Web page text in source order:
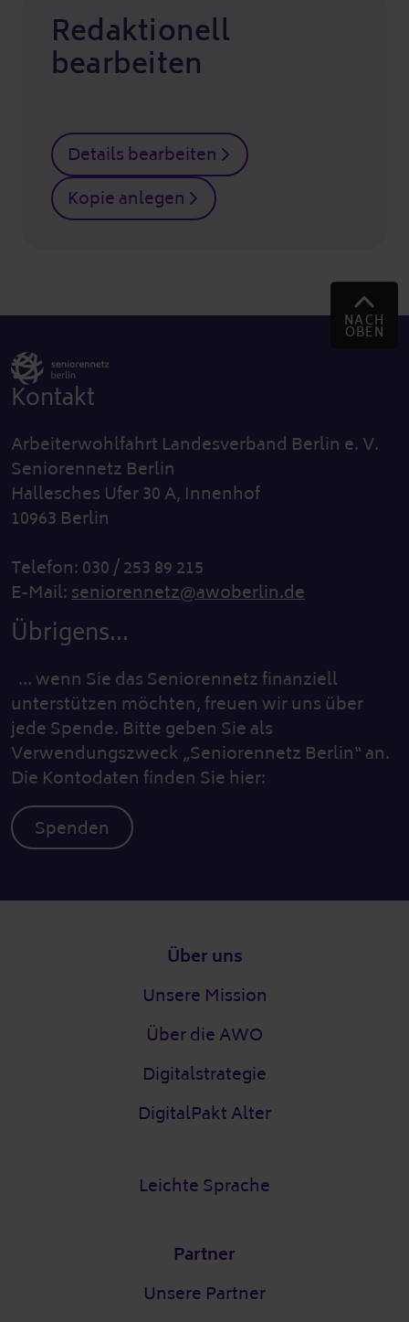
Redaktionell
bearbeiten
Details bearbeiten
Kopie anlegen
NACH
OBEN
Kontakt
Arbeiterwohlfahrt Landesverband Berlin e. V.
Seniorennetz Berlin
Hallesches Ufer 30 A, Innenhof
10963 Berlin
Telefon: 030 / 253 89 215
E-Mail:seniorennetz@awoberlin.de
Übrigens...
… wenn Sie das Seniorennetz finanziell
unterstützen möchten, freuen wir uns über
jede Spende. Bitte geben Sie als
Verwendungszweck „Seniorennetz Berlin“ an.
Die Kontodaten finden Sie hier:
Spenden
Über uns
Unsere Mission
Über die AWO
Digitalstrategie
DigitalPakt Alter
Leichte Sprache
Partner
Unsere Partner